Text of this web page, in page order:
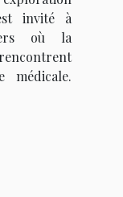
invité à
où la
médicale.